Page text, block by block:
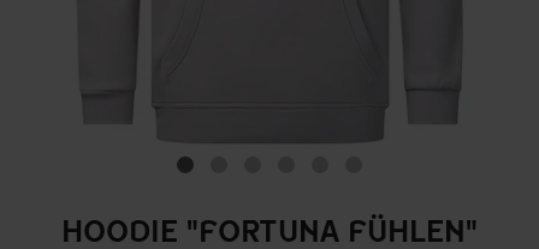
HOODIE "FORTUNA FÜHLEN"